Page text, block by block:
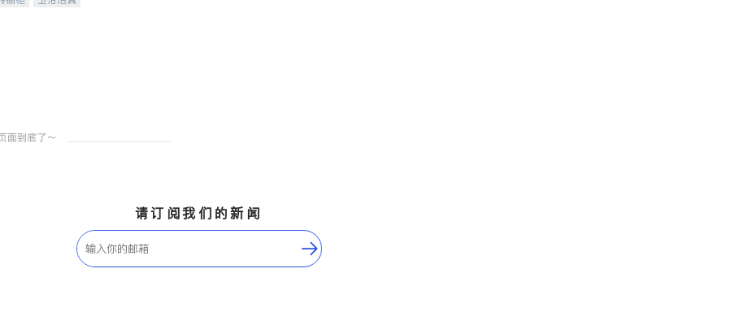
请订阅我们的新闻